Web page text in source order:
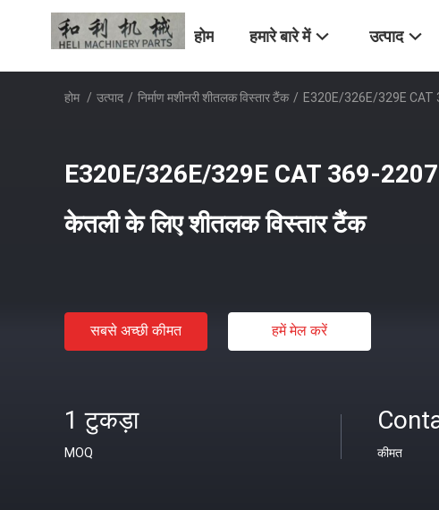
होम हमारे बारे में उत्पाद
होम / उत्पाद / निर्माण मशीनरी शीतलक विस्तार टैंक / E320E/326E/329E CAT
E320E/326E/329E CAT 369-
केतली के लिए शीतलक विस्तार टैंक
सबसे अच्छी कीमत हमें मेल करें
1 टुकड़ा
MOQ कीमत